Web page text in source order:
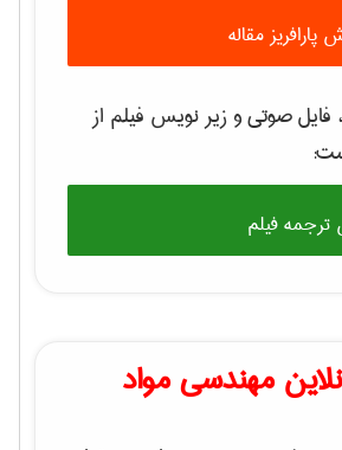
مقاله
فایل صوتی و زیر نویس فیلم از
فیلم
مهندسی مواد